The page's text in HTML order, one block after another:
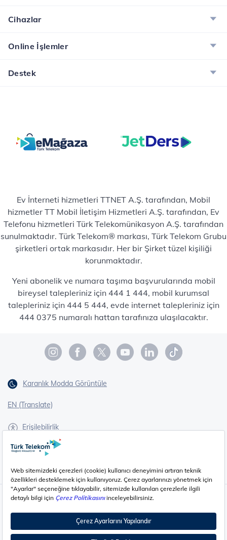
Cihazlar
Online İşlemler
Destek
Ev İnterneti hizmetleri TTNET A.Ş. tarafından, Mobil
hizmetler TT Mobil İletişim Hizmetleri A.Ş. tarafından, Ev
Telefonu hizmetleri Türk Telekomünikasyon A.Ş. tarafından
sunulmaktadır. Türk Telekom® markası, Türk Telekom Grubu
şirketleri ortak markasıdır. Her bir Şirket tüzel kişiliği
korunmaktadır.
Yeni abonelik ve numara taşıma başvurularında mobil
bireysel talepleriniz için 444 1 444, mobil kurumsal
talepleriniz için 444 5 444, evde internet talepleriniz için
444 0375 numaralı hattan tarafınıza ulaşılacaktır.
Karanlık Modda Görüntüle
EN (Translate)
Erişilebilirlik
İşaret Dili Çevirisi
Çerez Ayarları